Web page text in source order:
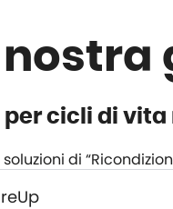
per cicli di
di